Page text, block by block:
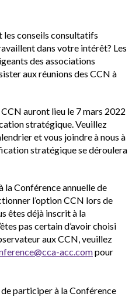
menu
les conseils consultatifs
dans votre intérêt? Les
des associations
aux réunions des CCN à
auront lieu le 7 mars 2022
stratégique. Veuillez
et vous joindre à nous à
stratégique se déroulera
la Conférence annuelle de
l’option CCN lors de
êtes déjà inscrit à la
pas certain d’avoir choisi
aux CCN, veuillez
acc.compour
de participer à la Conférence